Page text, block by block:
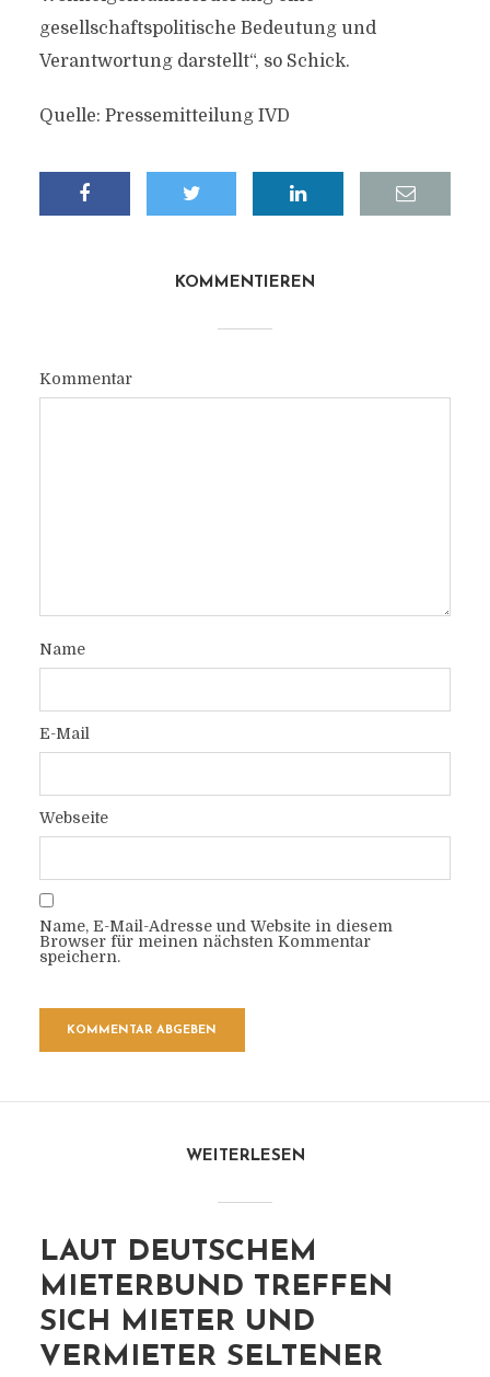
gesellschaftspolitische Bedeutung und
Verantwortung darstellt“, so Schick.
Quelle: Pressemitteilung IVD
KOMMENTIEREN
Kommentar
Name
E-Mail
Webseite
Name, E-Mail-Adresse und Website in diesem
Browser für meinen nächsten Kommentar
speichern.
WEITERLESEN
LAUT DEUTSCHEM
MIETERBUND TREFFEN
SICH MIETER UND
VERMIETER SELTENER